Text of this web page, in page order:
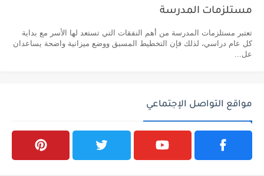
مستلزمات المدرسة
تعتبر مستلزمات المدرسة من أهم النفقات التي تستعد لها الأسر مع بداية
كل عام دراسي، لذلك فإن التخطيط المسبق ووضع ميزانية واضحة يساعدان
عل...
مواقع التواصل الإجتماعي